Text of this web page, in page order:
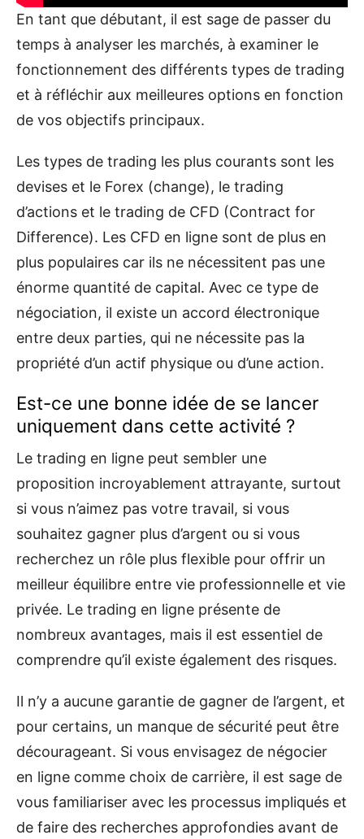
En tant que débutant, il est sage de passer du
temps à analyser les marchés, à examiner le
fonctionnement des différents types de trading
et à réfléchir aux meilleures options en fonction
de vos objectifs principaux.
Les types de trading les plus courants sont les
devises et le Forex (change), le trading
d’actions et le trading de CFD (Contract for
Difference). Les CFD en ligne sont de plus en
plus populaires car ils ne nécessitent pas une
énorme quantité de capital. Avec ce type de
négociation, il existe un accord électronique
entre deux parties, qui ne nécessite pas la
propriété d’un actif physique ou d’une action.
Est-ce une bonne idée de se lancer
uniquement dans cette activité ?
Le trading en ligne peut sembler une
proposition incroyablement attrayante, surtout
si vous n’aimez pas votre travail, si vous
souhaitez gagner plus d’argent ou si vous
recherchez un rôle plus flexible pour offrir un
meilleur équilibre entre vie professionnelle et vie
privée. Le trading en ligne présente de
nombreux avantages, mais il est essentiel de
comprendre qu’il existe également des risques.
Il n’y a aucune garantie de gagner de l’argent, et
pour certains, un manque de sécurité peut être
décourageant. Si vous envisagez de négocier
en ligne comme choix de carrière, il est sage de
vous familiariser avec les processus impliqués et
de faire des recherches approfondies avant de